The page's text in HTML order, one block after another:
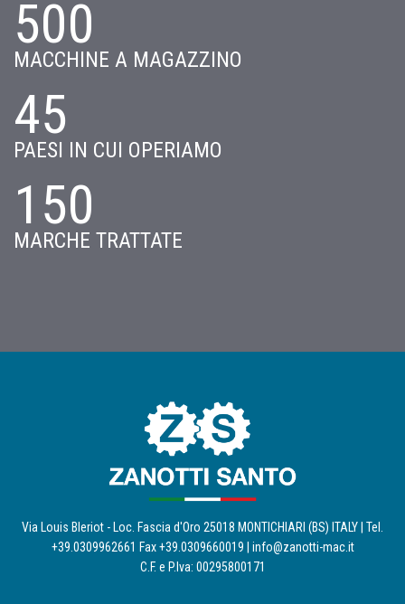
500
MACCHINE A MAGAZZINO
45
PAESI IN CUI OPERIAMO
150
MARCHE TRATTATE
Via Louis Bleriot - Loc. Fascia d'Oro 25018 MONTICHIARI (BS) ITALY | Tel.
+39.0309962661 Fax +39.0309660019 | info@zanotti-mac.it
C.F. e P.Iva: 00295800171